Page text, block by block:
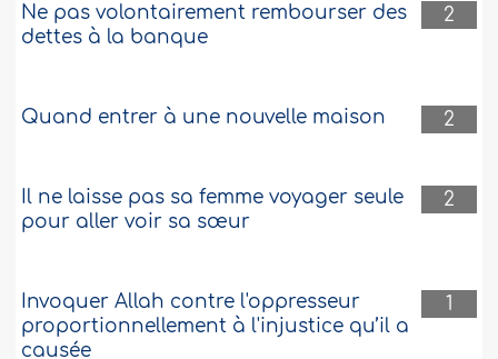
2
Ne pas volontairement rembourser des
dettes à la banque
2
Quand entrer à une nouvelle maison
2
Il ne laisse pas sa femme voyager seule
pour aller voir sa sœur
1
Invoquer Allah contre l'oppresseur
proportionnellement à l'injustice qu’il a
causée